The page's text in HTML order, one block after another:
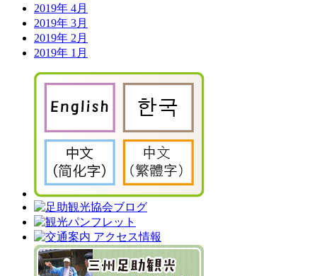
2019年 4月
2019年 3月
2019年 2月
2019年 1月